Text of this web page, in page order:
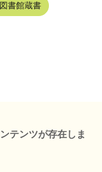
書館蔵書
テンツが存在しま